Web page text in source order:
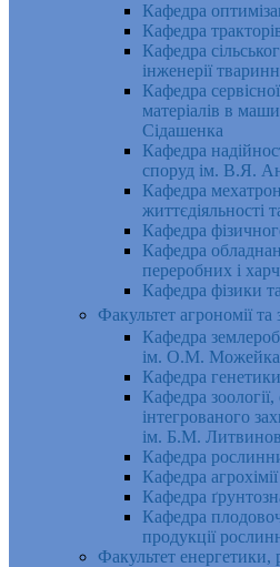
Кафедра
Кафедра
Кафедра
інженерії
Кафедра
матеріалів в
Сідашенка
Кафедра
споруд ім. В.Я.
Кафедра
життєдіяльності
Кафедра
Кафедра
переробних і
Кафедра фізики
Факультет агрономії
Кафедра
ім. О.М. Можейка
Кафедра
Кафедра зоології,
інтегрованого
ім. Б.М.
Кафедра
Кафедра агрохімії
Кафедра
Кафедра
продукції
Факультет енергетики,